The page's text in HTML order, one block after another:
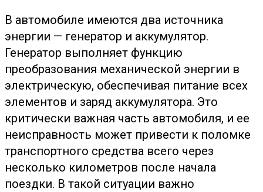
В автомобиле имеются два источника
энергии — генератор и аккумулятор.
Генератор выполняет функцию
преобразования механической энергии в
электрическую, обеспечивая питание всех
элементов и заряд аккумулятора. Это
критически важная часть автомобиля, и ее
неисправность может привести к поломке
транспортного средства всего через
несколько километров после начала
поездки. В такой ситуации важно